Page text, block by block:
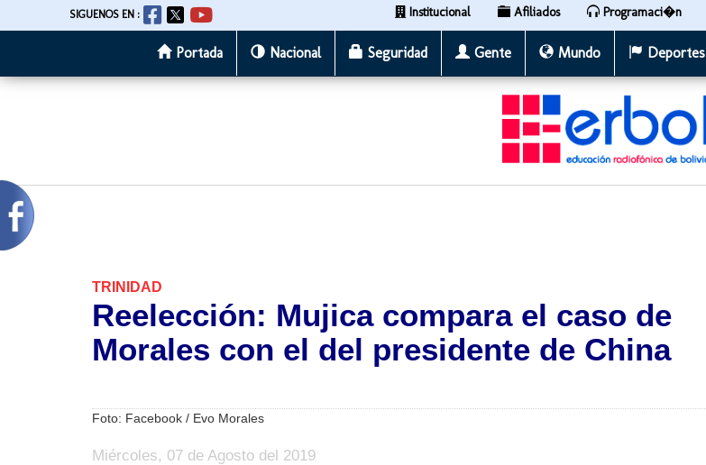
al
SIGUENOS EN : Institucional Afiliados Programaci�n
Portada Nacional Seguridad Gente Mundo Deportes
TRINIDAD
Reelección: Mujica compara el caso de
Morales con el del presidente de China
Foto: Facebook / Evo Morales
Miércoles, 07 de Agosto del 2019